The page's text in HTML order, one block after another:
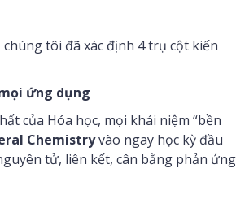
tôi đã xác định 4 trụ cột kiến
ứng dụng
của Hóa học, mọi khái niệm “bền
Chemistryvào ngay học kỳ đầu
tử, liên kết, cân bằng phản ứng